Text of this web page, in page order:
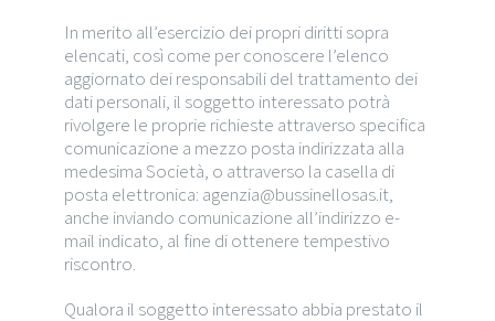
In merito all’esercizio dei propri diritti sopra
elencati, così come per conoscere l’elenco
aggiornato dei responsabili del trattamento dei
dati personali, il soggetto interessato potrà
rivolgere le proprie richieste attraverso specifica
comunicazione a mezzo posta indirizzata alla
medesima Società, o attraverso la casella di
posta elettronica: agenzia@bussinellosas.it,
anche inviando comunicazione all’indirizzo e-
mail indicato, al fine di ottenere tempestivo
riscontro.
Qualora il soggetto interessato abbia prestato il